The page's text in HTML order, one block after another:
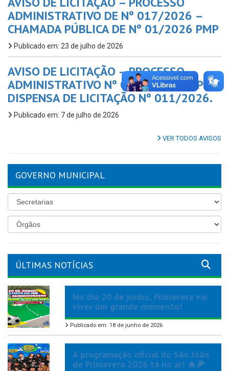
ADMINISTRATIVO DE Nº 017/2026 –
CHAMADA PÚBLICA DE Nº 01/2026 PMP
Publicado em: 23 de julho de 2026
AVISO DE LICITAÇÃO – PROCESSO
ADMINISTRATIVO Nº 016/2026/PMP –
DISPENSA DE LICITAÇÃO Nº 011/2026.
Publicado em: 7 de julho de 2026
VER TODOS AVISOS
GOVERNO MUNICIPAL
ÚLTIMAS NOTÍCIAS
No dia 20 de junho, Primavera vai
viver um grande momento!
Publicado em: 18 de junho de 2026
A programação oficial do São João
de Primavera 2026 tá no ar! 🔥🌽